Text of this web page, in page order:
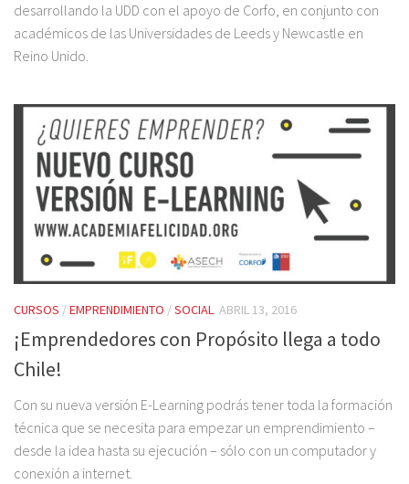
desarrollando la UDD con el apoyo de Corfo, en conjunto con
académicos de las Universidades de Leeds y Newcastle en
Reino Unido.
CURSOS /EMPRENDIMIENTO /SOCIAL ABRIL 13, 2016
¡Emprendedores con Propósito llega a todo
Chile!
Con su nueva versión E-Learning podrás tener toda la formación
técnica que se necesita para empezar un emprendimiento –
desde la idea hasta su ejecución – sólo con un computador y
conexión a internet.